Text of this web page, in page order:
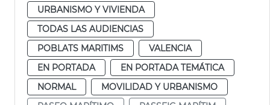
URBANISMO Y VIVIENDA
TODAS LAS AUDIENCIAS
POBLATS MARITIMS
VALENCIA
EN PORTADA
EN PORTADA TEMÁTICA
NORMAL
MOVILIDAD Y URBANISMO